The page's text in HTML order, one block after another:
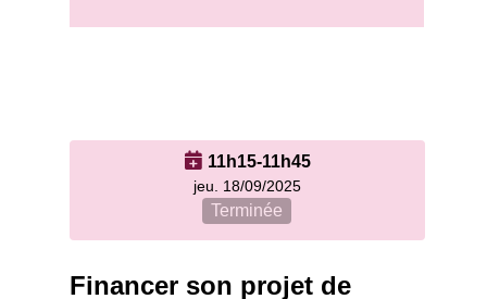
11h15-11h45
jeu. 18/09/2025
Terminée
Financer son projet de